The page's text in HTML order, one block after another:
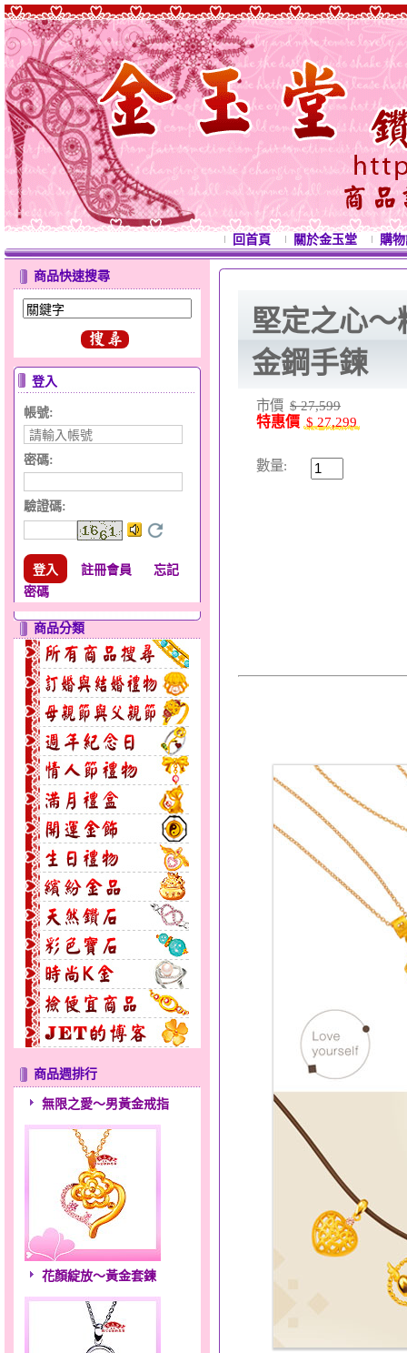
回首頁 關於金玉堂 購
商品快速搜尋
登入
帳號:
密碼:
驗證碼:
註冊會員
忘記
密碼
商品分類
商品週排行
無限之愛～男黃金戒指
花顏綻放～黃金套鍊
堅定之心～
金鋼手鍊
市價 $ 27,599
特惠價 $ 27,299
數量: